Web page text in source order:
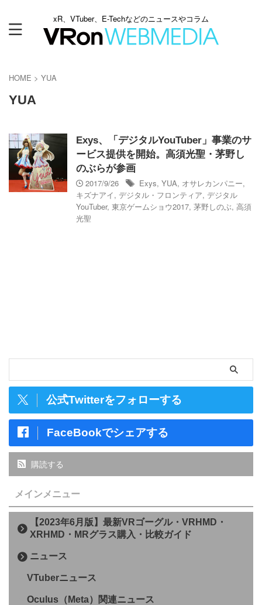
xR、VTuber、E-Techなどのニュースやコラム
HOME > YUA
YUA
Exys、「デジタルYouTuber」事業のサ
ービス提供を開始。高須光聖・茅野し
のぶらが参画
2017/9/26
Exys, YUA, オサレカンパニー,
キズナアイ, デジタル・フロンティア, デジタル
YouTuber, 東京ゲームショウ2017, 茅野しのぶ, 高須
光聖
公式Twitterをフォローする
FaceBookでシェアする
購読する
メインメニュー
【2023年6月版】最新VRゴーグル・VRHMD・
XRHMD・MRグラス購入・比較ガイド
ニュース
VTuberニュース
Oculus（Meta）関連ニュース